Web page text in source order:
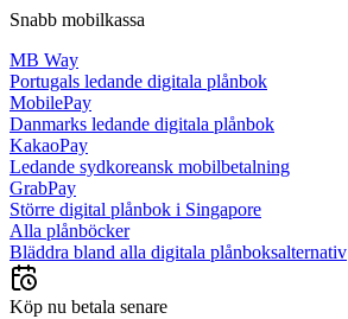
Snabb mobilkassa
MB Way
Portugals ledande digitala plånbok
MobilePay
Danmarks ledande digitala plånbok
KakaoPay
Ledande sydkoreansk mobilbetalning
GrabPay
Större digital plånbok i Singapore
Alla plånböcker
Bläddra bland alla digitala plånboksalternativ
Köp nu betala senare